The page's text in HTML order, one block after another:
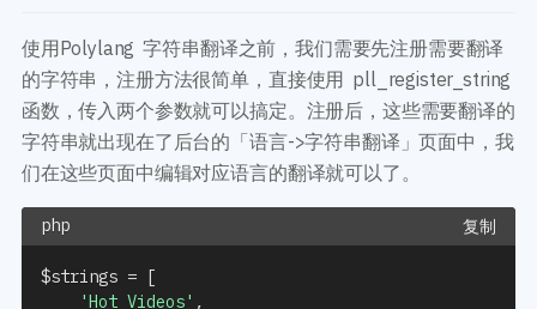
使用Polylang 字符串翻译之前，我们需要先注册需要翻译
的字符串，注册方法很简单，直接使用 pll_register_string
函数，传入两个参数就可以搞定。注册后，这些需要翻译的
字符串就出现在了后台的「语言->字符串翻译」页面中，我
们在这些页面中编辑对应语言的翻译就可以了。
复制
$strings = [
'Hot Videos' ,